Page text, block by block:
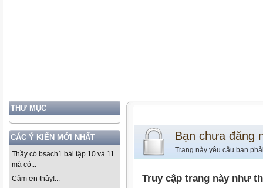
THƯ MỤC
CÁC Ý KIẾN MỚI NHẤT
Thầy có bsach1 bài tập 10 và 11
mà có...
Cảm ơn thầy!...
Bạn chưa đăng
Trang này yêu cầu bạn
Truy cập trang này như